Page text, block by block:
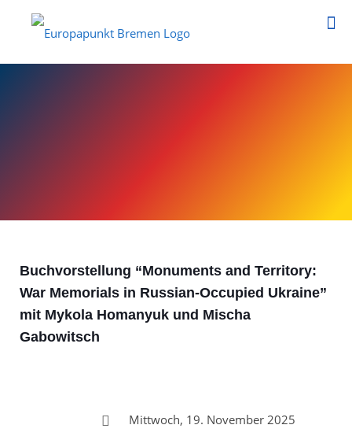
Buchvorstellung “Monuments and Territory:
War Memorials in Russian-Occupied Ukraine”
mit Mykola Homanyuk und Mischa
Gabowitsch
Mittwoch, 19. November 2025